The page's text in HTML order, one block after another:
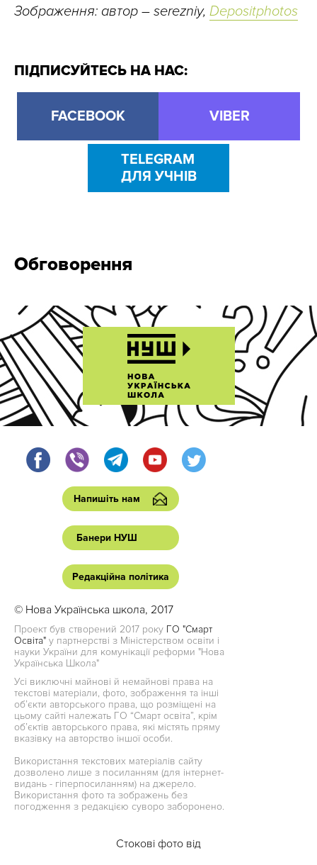
Зображення: автор – serezniy, Depositphotos
ПІДПИСУЙТЕСЬ НА НАС:
FACEBOOK VIBER
TELEGRAM
ДЛЯ УЧНІВ
Обговорення
Напишіть нам
Банери НУШ
Редакційна політика
© Нова Українська школа, 2017
Проект був створений 2017 року ГО "Смарт
Освіта" у партнерстві з Міністерством освіти і
науки України для комунікації реформи "Нова
Українська Школа"
Усі виключні майнові й немайнові права на
текстові матеріали, фото, зображення та інші
об’єкти авторського права, що розміщені на
цьому сайті належать ГО “Смарт освіта”, крім
об’єктів авторського права, які містять пряму
вказівку на авторство іншої особи.
Використання текстових матеріалів сайту
дозволено лише з посиланням (для інтернет-
видань - гіперпосиланням) на джерело.
Використання фото та зображень без
погодження з редакцією суворо заборонено.
Стокові фото від